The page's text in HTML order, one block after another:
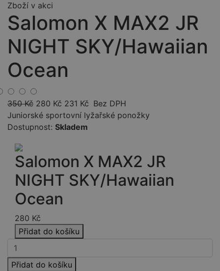
Zboží v akci
Salomon X MAX2 JR
NIGHT SKY/Hawaiian
Ocean
350Kč 280 Kč 231 Kč Bez DPH
Juniorské sportovní lyžařské ponožky
Dostupnost: Skladem
Salomon X MAX2 JR
NIGHT SKY/Hawaiian
Ocean
280 Kč
Přidat do košíku
Přidat do košíku